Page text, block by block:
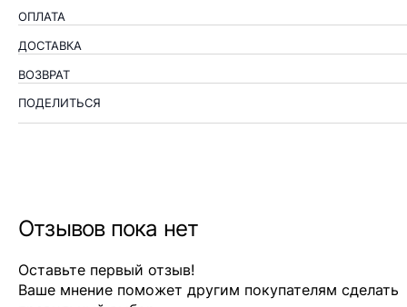
ОПЛАТА
ДОСТАВКА
ВОЗВРАТ
ПОДЕЛИТЬСЯ
Отзывов пока нет
Оставьте первый отзыв!
Ваше мнение поможет другим покупателям сделать